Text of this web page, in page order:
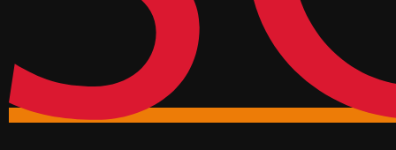
REALIDADE AUMENTADA
SENSORY PERCEPTIONS
SHOPPING APPS
SOFTWARE ENGINEERING
SPATIAL COMPUTING